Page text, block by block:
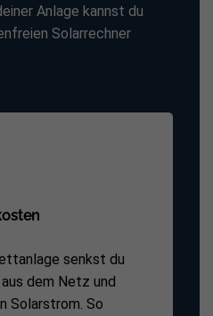
Anlage kannst du
Solarrechner
senkst du
dem Netz und
Solarstrom. So